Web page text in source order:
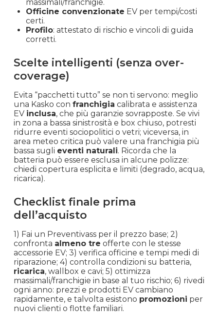
massimali/franchigie.
Officine convenzionate EV per tempi/costi
certi.
Profilo: attestato di rischio e vincoli di guida
corretti.
Scelte intelligenti (senza over-
coverage)
Evita “pacchetti tutto” se non ti servono: meglio
una Kasko con franchigia calibrata e assistenza
EV inclusa, che più garanzie sovrapposte. Se vivi
in zona a bassa sinistrosità e box chiuso, potresti
ridurre eventi sociopolitici o vetri; viceversa, in
area meteo critica può valere una franchigia più
bassa sugli eventi naturali. Ricorda che la
batteria può essere esclusa in alcune polizze:
chiedi copertura esplicita e limiti (degrado, acqua,
ricarica).
Checklist finale prima
dell’acquisto
1) Fai un Preventivass per il prezzo base; 2)
confronta almeno tre offerte con le stesse
accessorie EV; 3) verifica officine e tempi medi di
riparazione; 4) controlla condizioni su batteria,
ricarica, wallbox e cavi; 5) ottimizza
massimali/franchigie in base al tuo rischio; 6) rivedi
ogni anno: prezzi e prodotti EV cambiano
rapidamente, e talvolta esistono promozioni per
nuovi clienti o flotte familiari.